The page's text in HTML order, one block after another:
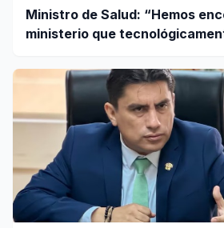
Ministro de Salud: “Hemos
ministerio que